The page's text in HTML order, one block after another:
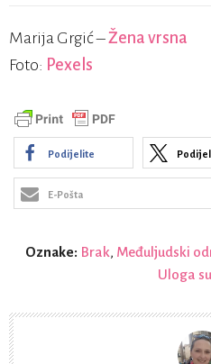
Marija Grgić –Žena vrsna
Foto: Pexels
Podijelite
E-Pošta
Oznake: Brak, Međuljudski
Uloga